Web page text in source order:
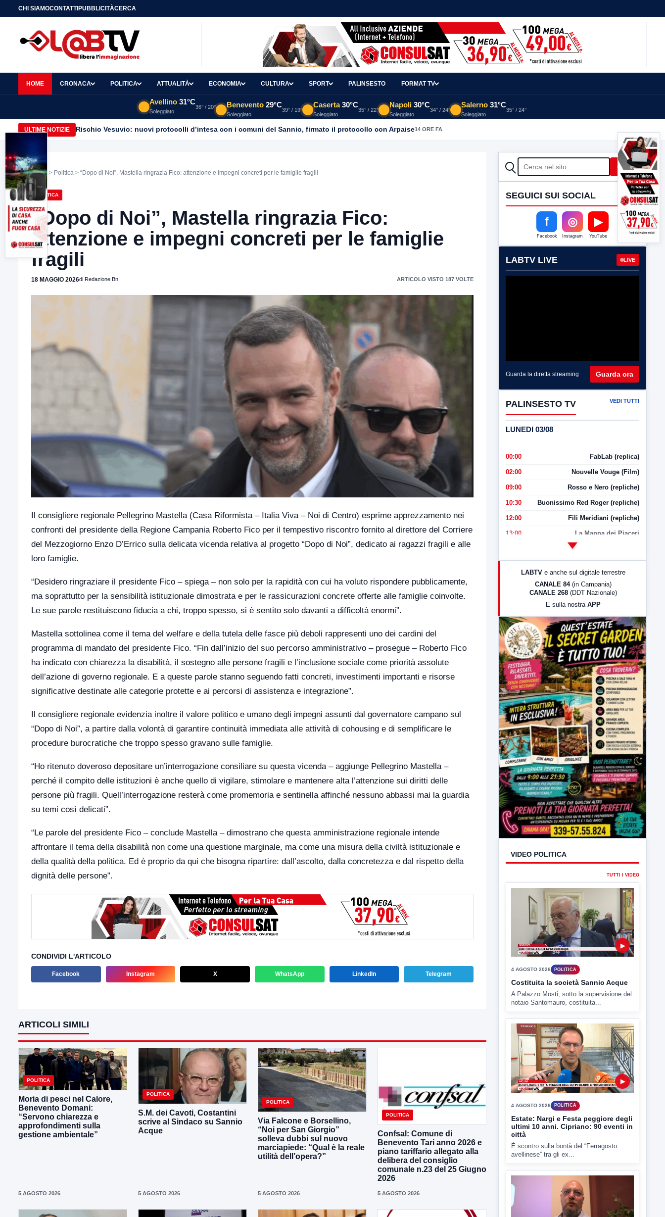
CHI SIAMOCONTATTIPUBBLICITÀCERCA
HOME CRONACA POLITICA ATTUALITÀ ECONOMIA CULTURA SPORT PALINSESTO FORMAT TV
Avellino 31°C
Soleggiato
36° / 20° Benevento 29°C
Soleggiato
39° / 19°
Caserta 30°C
Soleggiato
35° / 22°
Napoli 30°C
Soleggiato
34° / 24°
Salerno 31°C
Soleggiato
35° / 24°
ULTIME NOTIZIE Rischio Vesuvio: nuovi protocolli d’intesa con i comuni del Sannio, firmato il protocollo con Arpaise14 ORE FA
Home > Politica > “Dopo di Noi”, Mastella ringrazia Fico: attenzione e impegni concreti per le famiglie fragili
POLITICA
“Dopo di Noi”, Mastella ringrazia Fico:
attenzione e impegni concreti per le famiglie
fragili
18 MAGGIO 2026di Redazione Bn ARTICOLO VISTO 187 VOLTE
Il consigliere regionale Pellegrino Mastella (Casa Riformista – Italia Viva – Noi di Centro) esprime apprezzamento nei
confronti del presidente della Regione Campania Roberto Fico per il tempestivo riscontro fornito al direttore del Corriere
del Mezzogiorno Enzo D’Errico sulla delicata vicenda relativa al progetto “Dopo di Noi”, dedicato ai ragazzi fragili e alle
loro famiglie.
“Desidero ringraziare il presidente Fico – spiega – non solo per la rapidità con cui ha voluto rispondere pubblicamente,
ma soprattutto per la sensibilità istituzionale dimostrata e per le rassicurazioni concrete offerte alle famiglie coinvolte.
Le sue parole restituiscono fiducia a chi, troppo spesso, si è sentito solo davanti a difficoltà enormi”.
Mastella sottolinea come il tema del welfare e della tutela delle fasce più deboli rappresenti uno dei cardini del
programma di mandato del presidente Fico. “Fin dall’inizio del suo percorso amministrativo – prosegue – Roberto Fico
ha indicato con chiarezza la disabilità, il sostegno alle persone fragili e l’inclusione sociale come priorità assolute
dell’azione di governo regionale. E a queste parole stanno seguendo fatti concreti, investimenti importanti e risorse
significative destinate alle categorie protette e ai percorsi di assistenza e integrazione”.
Il consigliere regionale evidenzia inoltre il valore politico e umano degli impegni assunti dal governatore campano sul
“Dopo di Noi”, a partire dalla volontà di garantire continuità immediata alle attività di cohousing e di semplificare le
procedure burocratiche che troppo spesso gravano sulle famiglie.
“Ho ritenuto doveroso depositare un’interrogazione consiliare su questa vicenda – aggiunge Pellegrino Mastella –
perché il compito delle istituzioni è anche quello di vigilare, stimolare e mantenere alta l’attenzione sui diritti delle
persone più fragili. Quell’interrogazione resterà come promemoria e sentinella affinché nessuno abbassi mai la guardia
su temi così delicati”.
“Le parole del presidente Fico – conclude Mastella – dimostrano che questa amministrazione regionale intende
affrontare il tema della disabilità non come una questione marginale, ma come una misura della civiltà istituzionale e
della qualità della politica. Ed è proprio da qui che bisogna ripartire: dall’ascolto, dalla concretezza e dal rispetto della
dignità delle persone”.
CONDIVIDI L'ARTICOLO
Facebook Instagram X WhatsApp LinkedIn Telegram
ARTICOLI SIMILI
POLITICA
Moria di pesci nel Calore,
Benevento Domani:
“Servono chiarezza e
approfondimenti sulla
gestione ambientale”
5 AGOSTO 2026
POLITICA
S.M. dei Cavoti, Costantini
scrive al Sindaco su Sannio
Acque
5 AGOSTO 2026
POLITICA
Via Falcone e Borsellino,
“Noi per San Giorgio”
solleva dubbi sul nuovo
marciapiede: “Qual è la reale
utilità dell’opera?”
5 AGOSTO 2026
POLITICA
Confsal: Comune di
Benevento Tari anno 2026 e
piano tariffario allegato alla
delibera del consiglio
comunale n.23 del 25 Giugno
2026
5 AGOSTO 2026
CERCA Cerca
SEGUICI SUI SOCIAL
f
Facebook
◎
Instagram
▶
YouTube
LABTV LIVE LIVE
Guarda la diretta streaming Guarda ora
PALINSESTO TV VEDI TUTTI
LUNEDI 03/08
00:00 FabLab (replica)
02:00 Nouvelle Vouge (Film)
09:00 Rosso e Nero (repliche)
10:30 Buonissimo Red Roger (repliche)
12:00 Fili Meridiani (repliche)
13:00 La Mappa dei Piaceri
LabNews (Diretta)
23:00 LabNews (replica)
LABTV e anche sul digitale terrestre
CANALE 84 (in Campania)
CANALE 268 (DDT Nazionale)
E sulla nostra APP
VIDEO POLITICA
TUTTI I VIDEO
▶
4 AGOSTO 2026 POLITICA
Costituita la società Sannio Acque
A Palazzo Mosti, sotto la supervisione del
notaio Santomauro, costituita...
4 AGOSTO 2026 POLITICA
Estate: Nargi e Festa peggiore degli
ultimi 10 anni. Cipriano: 90 eventi in
città
È scontro sulla bontà del “Ferragosto
avellinese” tra gli ex...
3 AGOSTO 2026 POLITICA
Futuro Nazionale fa tappa in città,
iflettori su aree interne e
spopolamento